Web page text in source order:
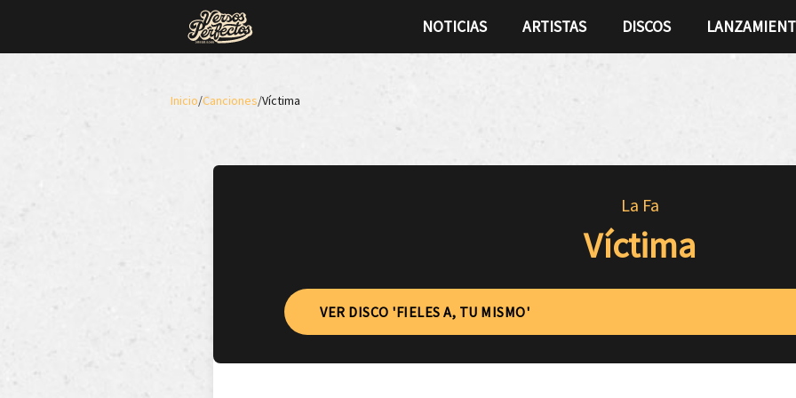
NOTICIAS ARTISTAS DISCOS
Inicio/Canciones/Víctima
La Fa
Víctima
VER DISCO 'FIELES A, TU MISMO'